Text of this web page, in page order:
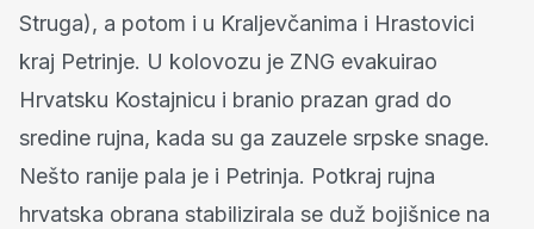
Struga), a potom i u Kraljevčanima i Hrastovici
kraj Petrinje. U kolovozu je ZNG evakuirao
Hrvatsku Kostajnicu i branio prazan grad do
sredine rujna, kada su ga zauzele srpske snage.
Nešto ranije pala je i Petrinja. Potkraj rujna
hrvatska obrana stabilizirala se duž bojišnice na